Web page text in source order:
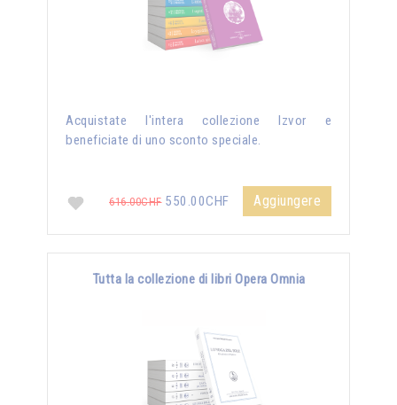
Acquistate l'intera collezione Izvor e
beneficiate di uno sconto speciale.
616.00CHF550.00CHF Aggiungere
Tutta la collezione di libri Opera Omnia